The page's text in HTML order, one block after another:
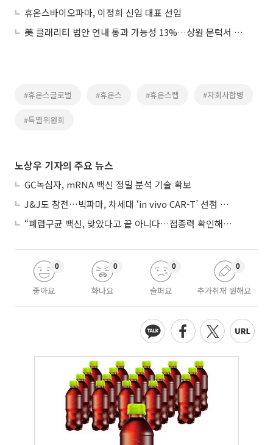
휴온스바이오파마, 이정희 신임 대표 선임
美 클래리티 법안 연내 통과 가능성 13%…상원 문턱서 제동
#휴온스글로벌 #휴온스 #휴온스랩 #자회사합병
#특별위원회
노상우 기자의 주요 뉴스
GC녹십자, mRNA 백신 정밀 분석 기술 확보
J&J도 참전…빅파마, 차세대 ‘in vivo CAR-T’ 선점 경쟁 본격화
“폐렴구균 백신, 맞았다고 끝 아니다…접종력 확인해야”
좋아요
0
화나요
0
슬퍼요
0
추가취재 원해요
0